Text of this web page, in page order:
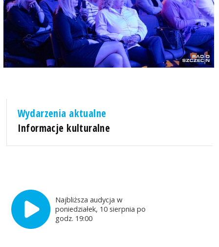
Wydarzenia aktualne
Informacje kulturalne
Najbliższa audycja w
poniedziałek, 10 sierpnia po
godz. 19:00